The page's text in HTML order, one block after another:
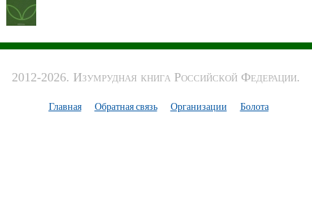
2012-2026. Изумрудная книга Российской Федерации.
Главная Обратная связь Организации Болота